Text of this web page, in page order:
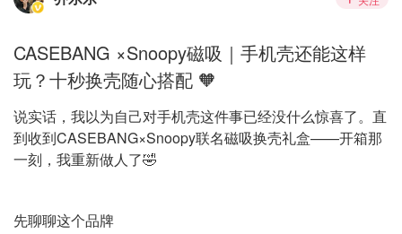
CASEBANG ×Snoopy磁吸｜手机壳还能这样
玩？十秒换壳随心搭配 🧡
说实话，我以为自己对手机壳这件事已经没什么惊喜了。直
到收到CASEBANG×Snoopy联名磁吸换壳礼盒——开箱那
一刻，我重新做人了🤣
先聊聊这个品牌